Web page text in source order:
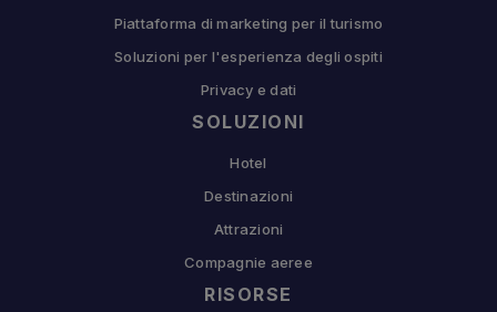
Piattaforma di marketing per il turismo
Soluzioni per l'esperienza degli ospiti
Privacy e dati
SOLUZIONI
Hotel
Destinazioni
Attrazioni
Compagnie aeree
RISORSE